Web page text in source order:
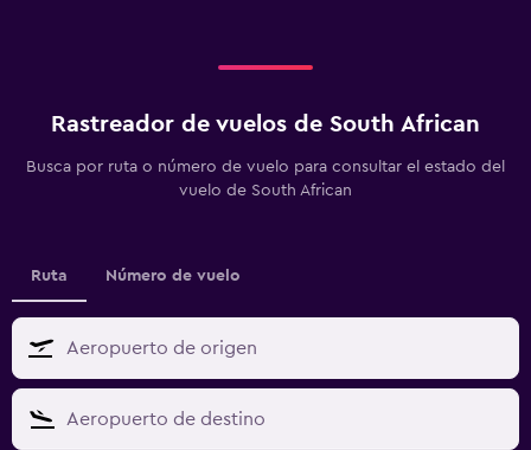
Rastreador de vuelos de South African
Busca por ruta o número de vuelo para consultar el estado del
vuelo de South African
Ruta Número de vuelo